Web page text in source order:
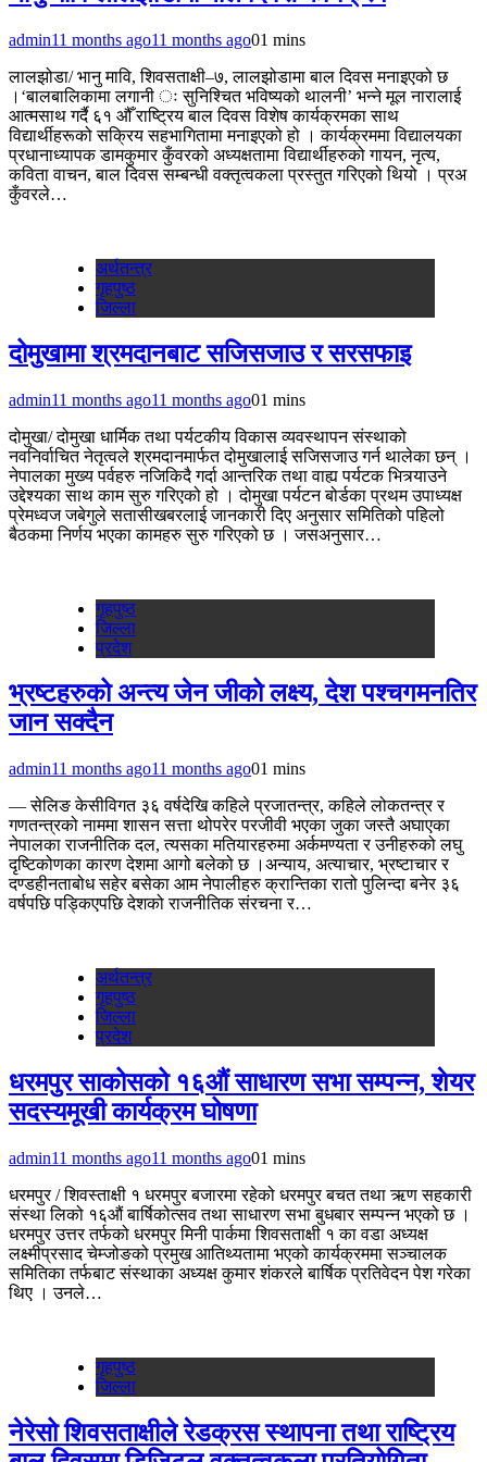
admin11 months ago11 months ago01 mins
लालझोडा/ भानु मावि, शिवसताक्षी–७, लालझोडामा बाल दिवस मनाइएको छ
।‘बालबालिकामा लगानी ः सुनिश्चित भविष्यको थालनी’ भन्ने मूल नारालाई
आत्मसाथ गर्दै ६१ औँ राष्ट्रिय बाल दिवस विशेष कार्यक्रमका साथ
विद्यार्थीहरूको सक्रिय सहभागितामा मनाइएको हो । कार्यक्रममा विद्यालयका
प्रधानाध्यापक डामकुमार कुँवरको अध्यक्षतामा विद्यार्थीहरुको गायन, नृत्य,
कविता वाचन, बाल दिवस सम्बन्धी वक्तृत्वकला प्रस्तुत गरिएको थियो । प्रअ
कुँवरले…
अर्थतन्‍त्र
गृहपुष्‍ठ
जिल्ला
दोमुखामा श्रमदानबाट सजिसजाउ र सरसफाइ
admin11 months ago11 months ago01 mins
दोमुखा/ दोमुखा धार्मिक तथा पर्यटकीय विकास व्यवस्थापन संस्थाको
नवनिर्वाचित नेतृत्वले श्रमदानमार्फत दोमुखालाई सजिसजाउ गर्न थालेका छन् ।
नेपालका मुख्य पर्वहरु नजिकिदै गर्दा आन्तरिक तथा वाह्य पर्यटक भित्र्याउने
उद्देश्यका साथ काम सुरु गरिएको हो । दोमुखा पर्यटन बोर्डका प्रथम उपाध्यक्ष
प्रेमध्वज जबेगुले सतासीखबरलाई जानकारी दिए अनुसार समितिको पहिलो
बैठकमा निर्णय भएका कामहरु सुरु गरिएको छ । जसअनुसार…
गृहपुष्‍ठ
जिल्ला
प्रदेश
भ्रष्टहरुको अन्त्य जेन जीको लक्ष्य, देश पश्चगमनतिर
जान सक्दैन
admin11 months ago11 months ago01 mins
— सेलिङ केसीविगत ३६ वर्षदेखि कहिले प्रजातन्त्र, कहिले लोकतन्त्र र
गणतन्त्रको नाममा शासन सत्ता थोपरेर परजीवी भएका जुका जस्तै अघाएका
नेपालका राजनीतिक दल, त्यसका मतियारहरुमा अर्कमण्यता र उनीहरुको लघु
दृष्टिकोणका कारण देशमा आगो बलेको छ ।अन्याय, अत्याचार, भ्रष्टाचार र
दण्डहीनताबोध सहेर बसेका आम नेपालीहरु क्रान्तिका रातो पुलिन्दा बनेर ३६
वर्षपछि पड्किएपछि देशको राजनीतिक संरचना र…
अर्थतन्‍त्र
गृहपुष्‍ठ
जिल्ला
प्रदेश
धरमपुर साकोसको १६औं साधारण सभा सम्पन्न, शेयर
सदस्यमूखी कार्यक्रम घोषणा
admin11 months ago11 months ago01 mins
धरमपुर / शिवस्ताक्षी १ धरमपुर बजारमा रहेको धरमपुर बचत तथा ऋण सहकारी
संस्था लिको १६औं बार्षिकोत्सव तथा साधारण सभा बुधबार सम्पन्न भएको छ ।
धरमपुर उत्तर तर्फको धरमपुर मिनी पार्कमा शिवसताक्षी १ का वडा अध्यक्ष
लक्ष्मीप्रसाद चेम्जोङको प्रमुख आतिथ्यतामा भएको कार्यक्रममा सञ्चालक
समितिका तर्फबाट संस्थाका अध्यक्ष कुमार शंकरले बार्षिक प्रतिवेदन पेश गरेका
थिए । उनले…
गृहपुष्‍ठ
जिल्ला
नेरेसो शिवसताक्षीले रेडक्रस स्थापना तथा राष्ट्रिय